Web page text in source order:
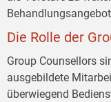
Die Rolle der
Group Counsellors
ausgebildete
überwiegend